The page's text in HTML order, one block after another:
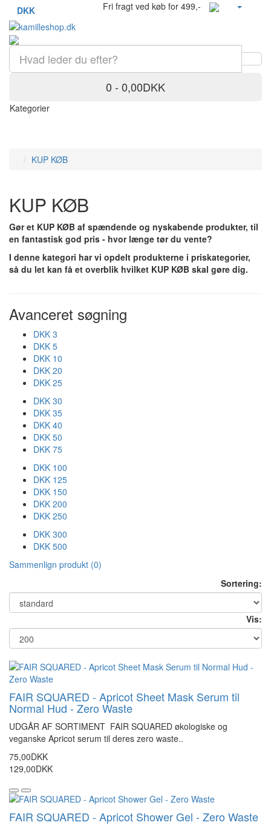
DKK Fri fragt ved køb for 499,-
0 - 0,00DKK
Kategorier
KUP KØB
KUP KØB
Gør et KUP KØB af spændende og nyskabende produkter, til
en fantastisk god pris - hvor længe tør du vente?
I denne kategori har vi opdelt produkterne i priskategorier,
så du let kan få et overblik hvilket KUP KØB skal gøre dig.
Avanceret søgning
DKK 3
DKK 5
DKK 10
DKK 20
DKK 25
DKK 30
DKK 35
DKK 40
DKK 50
DKK 75
DKK 100
DKK 125
DKK 150
DKK 200
DKK 250
DKK 300
DKK 500
Sammenlign produkt (0)
Sortering:
Vis:
FAIR SQUARED - Apricot Sheet Mask Serum til
Normal Hud - Zero Waste
UDGÅR AF SORTIMENT FAIR SQUARED økologiske og
veganske Apricot serum til deres zero waste..
75,00DKK
129,00DKK
FAIR SQUARED - Apricot Shower Gel - Zero Waste